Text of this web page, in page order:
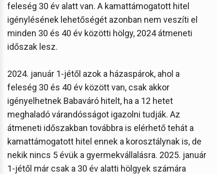
feleség 30 év alatt van. A kamattámogatott hitel
igénylésének lehetőségét azonban nem veszíti el
minden 30 és 40 év közötti hölgy, 2024 átmeneti
időszak lesz.
2024. január 1-jétől azok a házaspárok, ahol a
feleség 30 és 40 év között van, csak akkor
igényelhetnek Babaváró hitelt, ha a 12 hetet
meghaladó várandósságot igazolni tudják. Az
átmeneti időszakban továbbra is elérhető tehát a
kamattámogatott hitel ennek a korosztálynak is, de
nekik nincs 5 évük a gyermekvállalásra. 2025. január
1-jétől már csak a 30 év alatti hölgyek számára